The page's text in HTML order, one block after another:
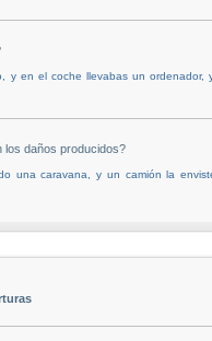
y en el coche llevabas un ordenador,
los daños producidos?
una caravana, y un camión la